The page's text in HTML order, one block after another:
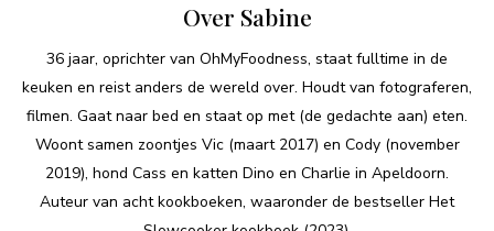
Over Sabine
36 jaar, oprichter van OhMyFoodness, staat fulltime in de
keuken en reist anders de wereld over. Houdt van fotograferen,
filmen. Gaat naar bed en staat op met (de gedachte aan) eten.
Woont samen zoontjes Vic (maart 2017) en Cody (november
2019), hond Cass en katten Dino en Charlie in Apeldoorn.
Auteur van acht kookboeken, waaronder de bestseller Het